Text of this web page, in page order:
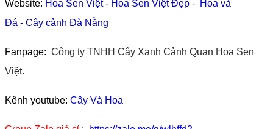
Website: Hoa Sen Việt- Hoa Sen Việt Đẹp - Hoa và
Đá - Cây cảnh Đà Nẵng
Fanpage: Công ty TNHH Cây Xanh Cảnh Quan Hoa Sen
Việt.
Kênh youtube: Cây Và Hoa